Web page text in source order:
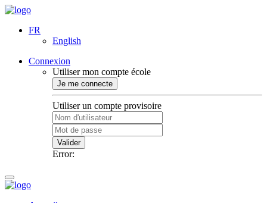
FR
English
Connexion
Utiliser mon compte école
Je me connecte
Utiliser un compte provisoire
Valider
Error: